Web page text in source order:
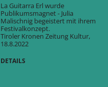
La Guitarra Erl wurde
Publikumsmagnet - Julia
Malischnig begeistert mit ihrem
Festivalkonzept.
Tiroler Kronen Zeitung Kultur,
18.8.2022
DETAILS